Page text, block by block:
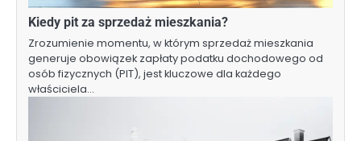
Kiedy pit za sprzedaż mieszkania?
Zrozumienie momentu, w którym sprzedaż mieszkania
generuje obowiązek zapłaty podatku dochodowego od
osób fizycznych (PIT), jest kluczowe dla każdego
właściciela…